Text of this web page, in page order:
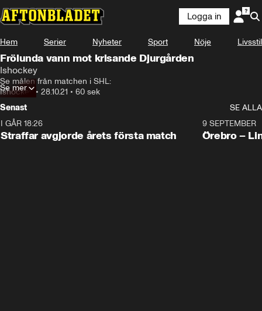
Logga in
Hem Serier Nyheter Sport Nöje Livsstil
Frölunda vann mot krisande Djurgården
Ishockey
Se målen från matchen i SHL:
Ishockey• 28.10.21 • 60 sek
Se mer
Senast
SE ALLA
I GÅR 18:26
Straffar avgjorde årets första match
Plus
9 SEPTEMBER
Örebro –